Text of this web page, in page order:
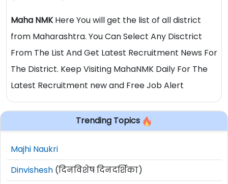
Maha NMKHere You will get the list of all district
from Maharashtra. You Can Select Any Disctrict
From The List And Get Latest Recruitment News For
The District. Keep Visiting MahaNMK Daily For The
Latest Recruitment new and Free Job Alert
Trending Topics
Majhi Naukri
Dinvishesh (दिनविशेष दिनदर्शिका)